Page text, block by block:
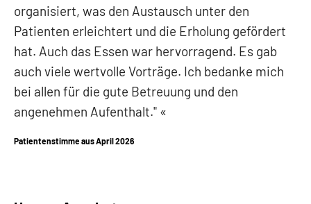
organisiert, was den Austausch unter den
Patienten erleichtert und die Erholung gefördert
hat. Auch das Essen war hervorragend. Es gab
auch viele wertvolle Vorträge. Ich bedanke mich
bei allen für die gute Betreuung und den
angenehmen Aufenthalt."
Patientenstimme aus April 2026